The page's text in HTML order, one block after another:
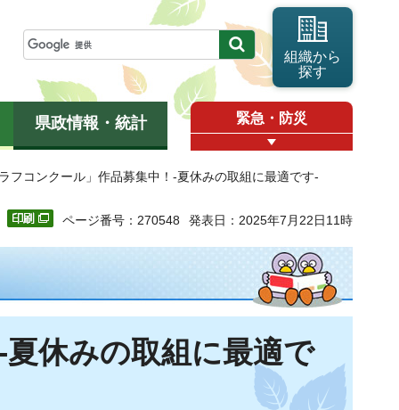
組織から
探す
県政情報・統計 緊急・防災
フコンクール」作品募集中！-夏休みの取組に最適です-
ページ番号：270548 発表日：2025年7月22日11時
休みの取組に最適で